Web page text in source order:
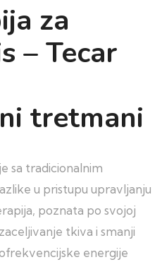
za
– Tecar
tretmani
sa tradicionalnim
u pristupu upravljanju
poznata po svojoj
tkiva i smanji
energije